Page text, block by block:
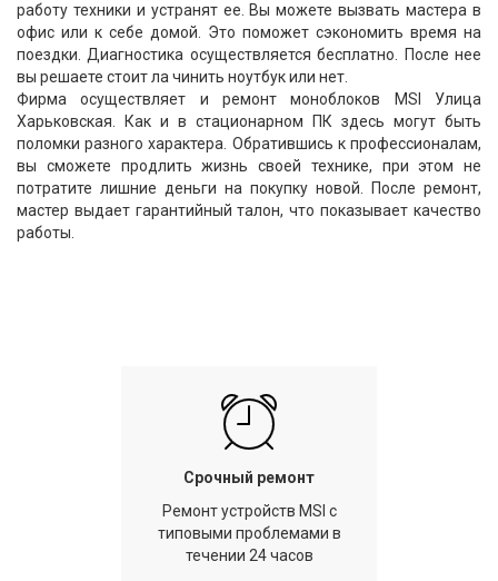
работу техники и устранят ее. Вы можете вызвать мастера в
офис или к себе домой. Это поможет сэкономить время на
поездки. Диагностика осуществляется бесплатно. После нее
вы решаете стоит ла чинить ноутбук или нет.
Фирма осуществляет и ремонт моноблоков MSI Улица
Харьковская. Как и в стационарном ПК здесь могут быть
поломки разного характера. Обратившись к профессионалам,
вы сможете продлить жизнь своей технике, при этом не
потратите лишние деньги на покупку новой. После ремонт,
мастер выдает гарантийный талон, что показывает качество
работы.
Срочный ремонт
Ремонт устройств MSI с
типовыми проблемами в
течении 24 часов